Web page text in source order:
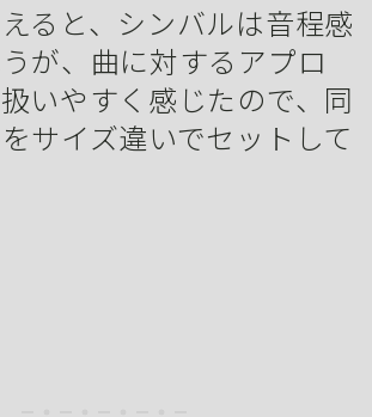
ると、シンバルは音程感
が、曲に対するアプロ
いやすく感じたので、同
サイズ違いでセットして